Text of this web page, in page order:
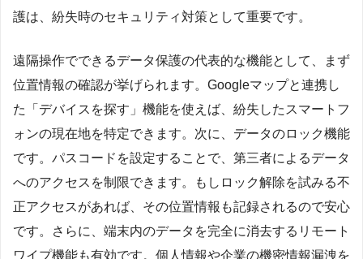
護は、紛失時のセキュリティ対策として重要です。
遠隔操作でできるデータ保護の代表的な機能として、まず
位置情報の確認が挙げられます。Googleマップと連携し
た「デバイスを探す」機能を使えば、紛失したスマートフ
ォンの現在地を特定できます。次に、データのロック機能
です。パスコードを設定することで、第三者によるデータ
へのアクセスを制限できます。もしロック解除を試みる不
正アクセスがあれば、その位置情報も記録されるので安心
です。さらに、端末内のデータを完全に消去するリモート
ワイプ機能も有効です。個人情報や企業の機密情報漏洩を